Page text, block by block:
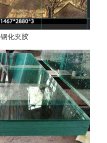
化夹胶